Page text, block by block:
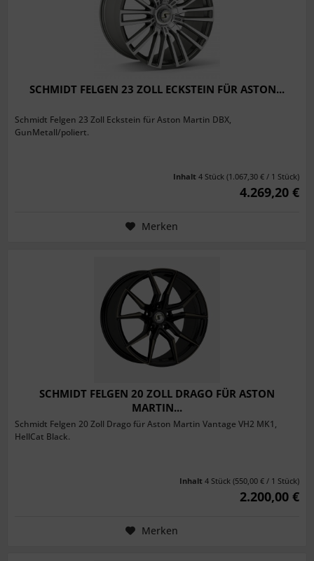
SCHMIDT FELGEN 23 ZOLL ECKSTEIN FÜR ASTON...
Schmidt Felgen 23 Zoll Eckstein für Aston Martin DBX,
GunMetall/poliert.
Inhalt 4 Stück (1.067,30 € / 1 Stück)
4.269,20 €
Merken
SCHMIDT FELGEN 20 ZOLL DRAGO FÜR ASTON
MARTIN...
Schmidt Felgen 20 Zoll Drago für Aston Martin Vantage VH2 MK1,
HellCat Black.
Inhalt 4 Stück (550,00 € / 1 Stück)
2.200,00 €
Merken